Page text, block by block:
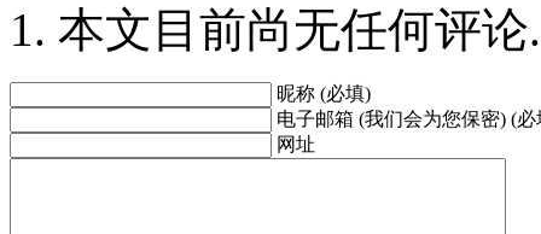
本文目前尚无任何评论.
昵称 (必填)
电子邮箱 (我们会为您保密) (必
网址